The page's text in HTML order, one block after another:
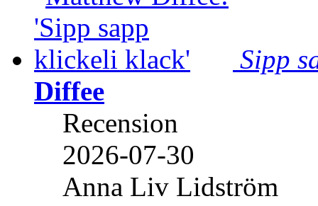
Sipp
Diffee
Recension
2026-07-30
Anna Liv Lidström